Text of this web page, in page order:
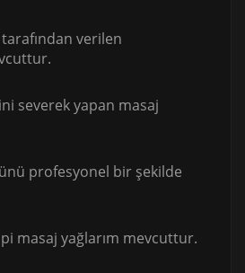
verilen
severek yapan masaj
profesyonel bir şekilde
masaj yağlarım mevcuttur.